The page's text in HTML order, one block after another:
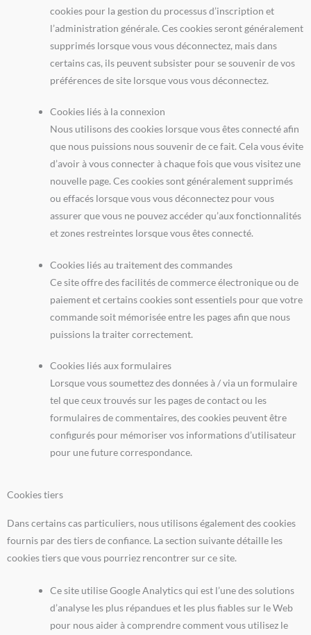
cookies pour la gestion du processus d’inscription et
l’administration générale. Ces cookies seront généralement
supprimés lorsque vous vous déconnectez, mais dans
certains cas, ils peuvent subsister pour se souvenir de vos
préférences de site lorsque vous vous déconnectez.
Cookies liés à la connexion
Nous utilisons des cookies lorsque vous êtes connecté afin
que nous puissions nous souvenir de ce fait. Cela vous évite
d’avoir à vous connecter à chaque fois que vous visitez une
nouvelle page. Ces cookies sont généralement supprimés
ou effacés lorsque vous vous déconnectez pour vous
assurer que vous ne pouvez accéder qu’aux fonctionnalités
et zones restreintes lorsque vous êtes connecté.
Cookies liés au traitement des commandes
Ce site offre des facilités de commerce électronique ou de
paiement et certains cookies sont essentiels pour que votre
commande soit mémorisée entre les pages afin que nous
puissions la traiter correctement.
Cookies liés aux formulaires
Lorsque vous soumettez des données à / via un formulaire
tel que ceux trouvés sur les pages de contact ou les
formulaires de commentaires, des cookies peuvent être
configurés pour mémoriser vos informations d’utilisateur
pour une future correspondance.
Cookies tiers
Dans certains cas particuliers, nous utilisons également des cookies
fournis par des tiers de confiance. La section suivante détaille les
cookies tiers que vous pourriez rencontrer sur ce site.
Ce site utilise Google Analytics qui est l’une des solutions
d’analyse les plus répandues et les plus fiables sur le Web
pour nous aider à comprendre comment vous utilisez le